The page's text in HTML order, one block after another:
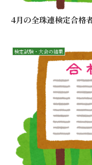
4月の全珠連検定合格
検定試験・大会の結果